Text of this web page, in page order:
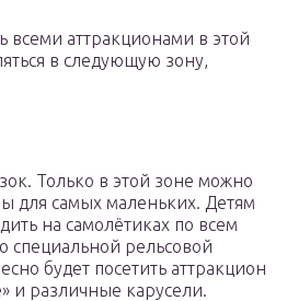
всеми аттракционами в этой
в следующую зону,
Только в этой зоне можно
для самых маленьких. Детям
на самолётиках по всем
специальной рельсовой
будет посетить аттракцион
и различные карусели.